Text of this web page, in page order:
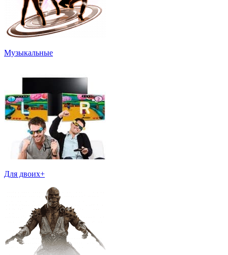
Музыкальные
Для двоих+